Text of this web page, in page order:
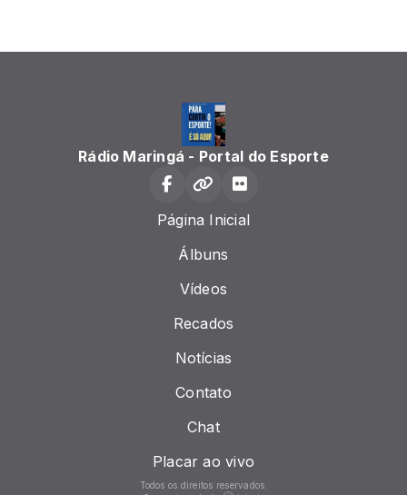
Rádio Maringá - Portal do Esporte
Página Inicial
Álbuns
Vídeos
Recados
Notícias
Contato
Chat
Placar ao vivo
Todos os direitos reservados.